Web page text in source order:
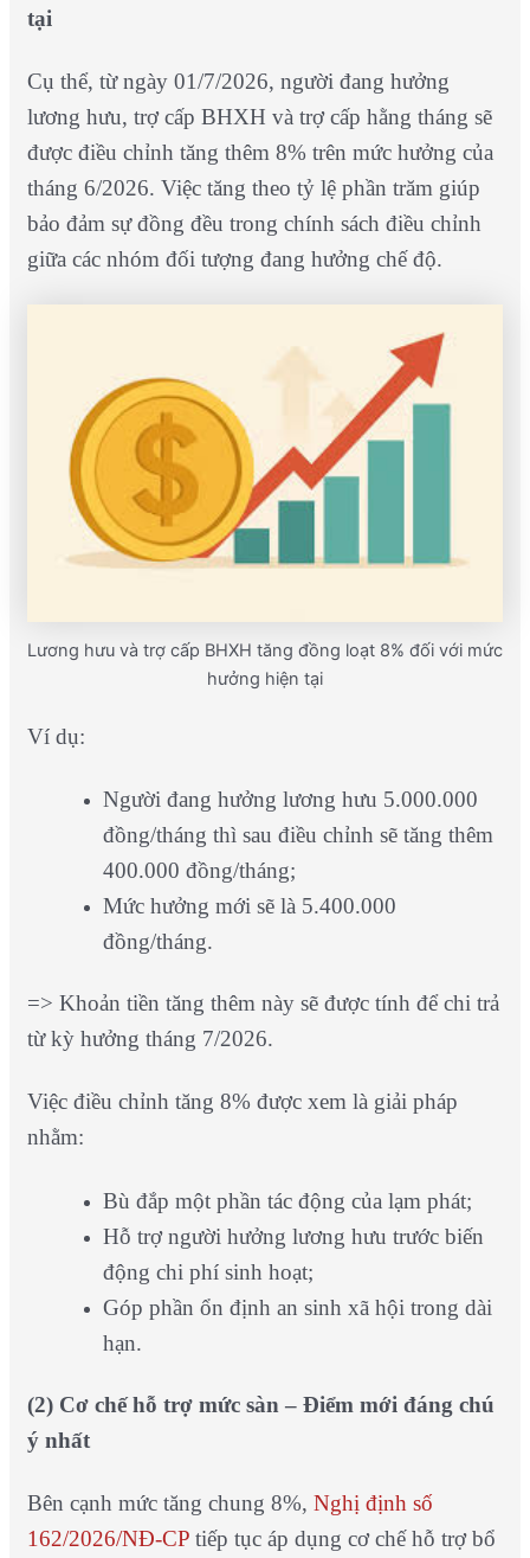
tại
Cụ thể, từ ngày 01/7/2026, người đang hưởng
lương hưu, trợ cấp BHXH và trợ cấp hằng tháng sẽ
được điều chỉnh tăng thêm 8% trên mức hưởng của
tháng 6/2026. Việc tăng theo tỷ lệ phần trăm giúp
bảo đảm sự đồng đều trong chính sách điều chỉnh
giữa các nhóm đối tượng đang hưởng chế độ.
Lương hưu và trợ cấp BHXH tăng đồng loạt 8% đối với mức
hưởng hiện tại
Ví dụ:
Người đang hưởng lương hưu 5.000.000
đồng/tháng thì sau điều chỉnh sẽ tăng thêm
400.000 đồng/tháng;
Mức hưởng mới sẽ là 5.400.000
đồng/tháng.
=> Khoản tiền tăng thêm này sẽ được tính để chi trả
từ kỳ hưởng tháng 7/2026.
Việc điều chỉnh tăng 8% được xem là giải pháp
nhằm:
Bù đắp một phần tác động của lạm phát;
Hỗ trợ người hưởng lương hưu trước biến
động chi phí sinh hoạt;
Góp phần ổn định an sinh xã hội trong dài
hạn.
(2) Cơ chế hỗ trợ mức sàn – Điểm mới đáng chú
ý nhất
Bên cạnh mức tăng chung 8%, Nghị định số
162/2026/NĐ-CPtiếp tục áp dụng cơ chế hỗ trợ bổ